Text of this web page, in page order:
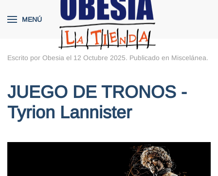
Skip to main content
MENÚ
Escrito por Obesia el 12 Octubre 2025. Publicado en Miscelánea.
JUEGO DE TRONOS -
Tyrion Lannister